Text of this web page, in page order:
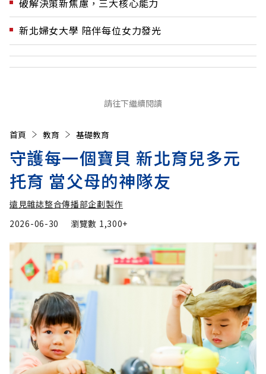
破解決策新焦慮，三大核心能力
新北婦女大學 陪伴每位女力發光
請往下繼續閱讀
首頁 教育 基礎教育
守護每一個寶貝 新北育兒多元
托育 當父母的神隊友
遠見雜誌整合傳播部企劃製作
2026-06-30
瀏覽數 1,300+